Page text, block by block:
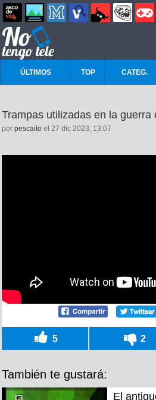
ÚLTIMOS TOP CATEG.
Trampas utilizadas en la guerra
por pescaito el 27 dic 2023, 13:07
5 2
También te gustará:
El